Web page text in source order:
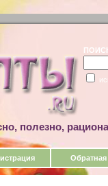
полезно,
Обратная